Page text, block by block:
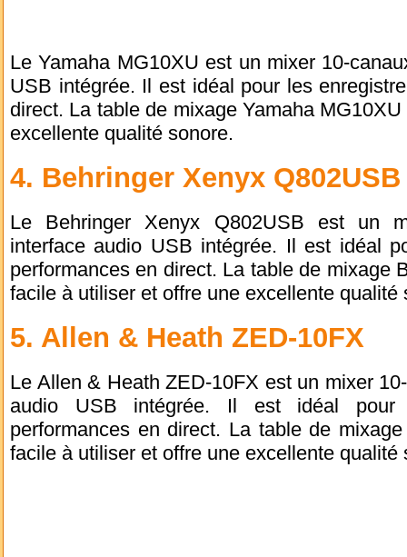
Le Yamaha MG10XU est un mixer 10-
USB intégrée. Il est idéal pour les
direct. La table de mixage Yamaha
excellente qualité sonore.
4. Behringer Xenyx Q802USB
Le Behringer Xenyx Q802USB est un
interface audio USB intégrée. Il est idéal
performances en direct. La table de mixage
facile à utiliser et offre une excellente qualité
5. Allen & Heath ZED-10FX
Le Allen & Heath ZED-10FX est un mixer
audio USB intégrée. Il est idéal pour
performances en direct. La table de
facile à utiliser et offre une excellente qualité